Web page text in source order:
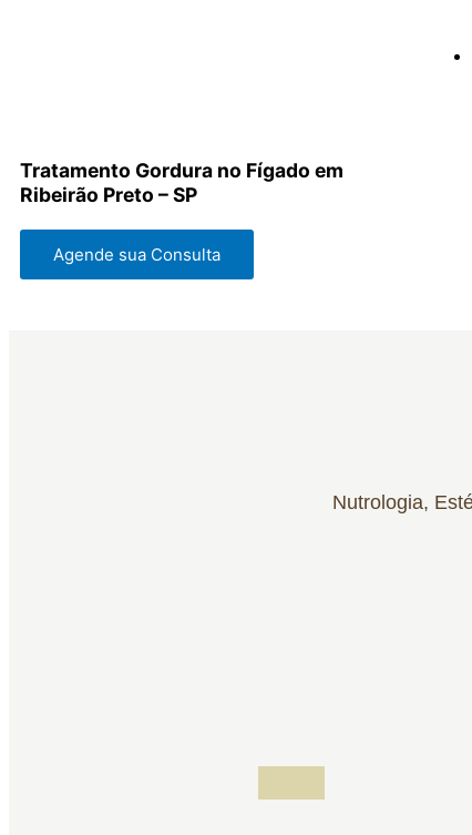
Tratamento Gordura no Fígado em
Ribeirão Preto – SP
Agende sua Consulta
Nutrologia,